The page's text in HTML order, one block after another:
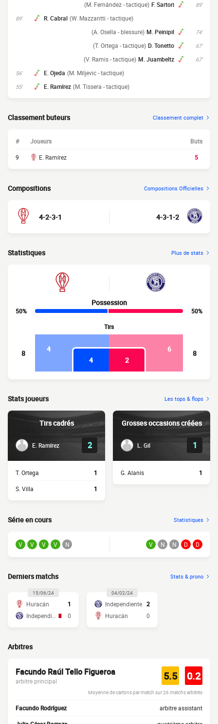
89'
F. Sartori
(M. Fernández - tactique)
89' R. Cabral (W. Mazzantti - tactique)
74'
M. Peinipil
(A. Osella - blessure)
67'
D. Tonetto
(T. Ortega - tactique)
67'
M. Juambeltz
(V. Ramis - tactique)
56' E. Ojeda (M. Miljevic - tactique)
55' E. Ramírez (M. Tissera - tactique)
Classement buteurs Classement complet
# Joueurs Buts
9 E. Ramírez 5
Compositions Compositions Officielles
4-2-3-1 4-3-1-2
Statistiques Plus de stats
Possession
50%
50%
Tirs
8 4
6
4
2
8
Stats joueurs Les tops & flops
Tirs cadrés
E. Ramírez 2
T. Ortega 1
S. Villa 1
Grosses occasions créées
L. Gil 1
G. Alanís 1
Série en cours Statistiques
V V V V N V N N D D
Derniers matchs Stats & prono
15/06/24
Huracán
1
0
04/02/24
Independiente 2
Huracán
0
Arbitres
Facundo Raúl Tello Figueroa
arbitre principal 5.5 0.2
Moyenne de cartons par match sur 26 matchs arbitrés
Facundo Rodríguez arbitre assistant